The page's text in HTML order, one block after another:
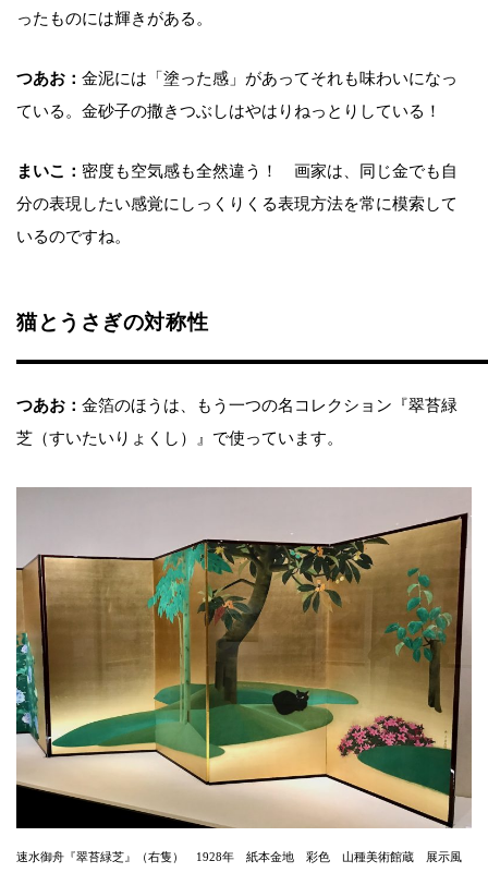
ったものには輝きがある。
つあお： 金泥には「塗った感」があってそれも味わいになっ
ている。金砂子の撒きつぶしはやはりねっとりしている！
まいこ： 密度も空気感も全然違う！ 画家は、同じ金でも自
分の表現したい感覚にしっくりくる表現方法を常に模索して
いるのですね。
猫とうさぎの対称性
つあお： 金箔のほうは、もう一つの名コレクション『翠苔緑
芝（すいたいりょくし）』で使っています。
速水御舟『翠苔緑芝』（右隻） 1928年 紙本金地 彩色 山種美術館蔵 展示風